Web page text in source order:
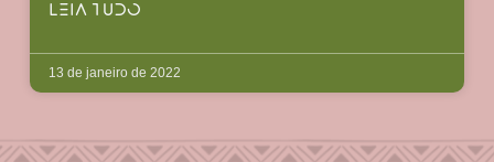
LEIA TUDO
13 de janeiro de 2022